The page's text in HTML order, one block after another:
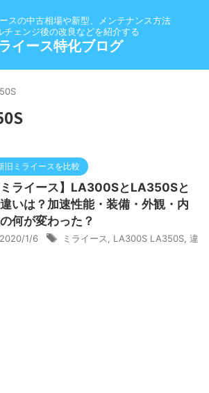
スの中古相場や新型、メンテナンス方法
チェンジ後の改良などを紹介する
イース特化ブログ
旧ミライースを比較
ミライース】LA300SとLA350Sと
いは？加速性能・装備・外観・内
何が変わった？
2020/1/6 ミライース LA300S LA350S 違